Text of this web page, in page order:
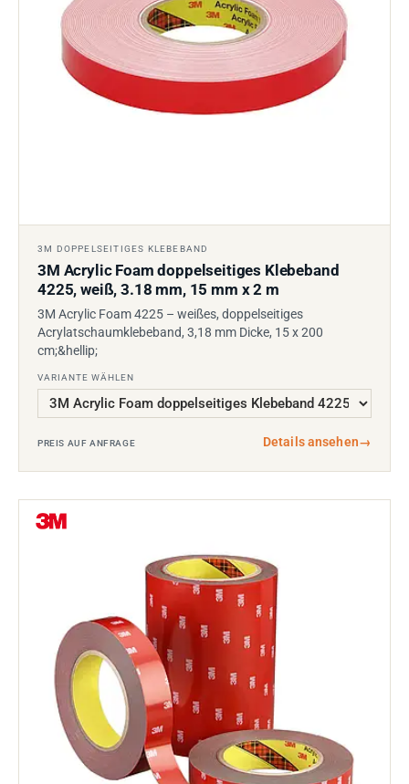
3M DOPPELSEITIGES KLEBEBAND
3M Acrylic Foam doppelseitiges Klebeband
4225, weiß, 3.18 mm, 15 mm x 2 m
3M Acrylic Foam 4225 – weißes, doppelseitiges
Acrylatschaumklebeband, 3,18 mm Dicke, 15 x 200
cm;&hellip;
VARIANTE WÄHLEN
PREIS AUF ANFRAGE Details ansehen→